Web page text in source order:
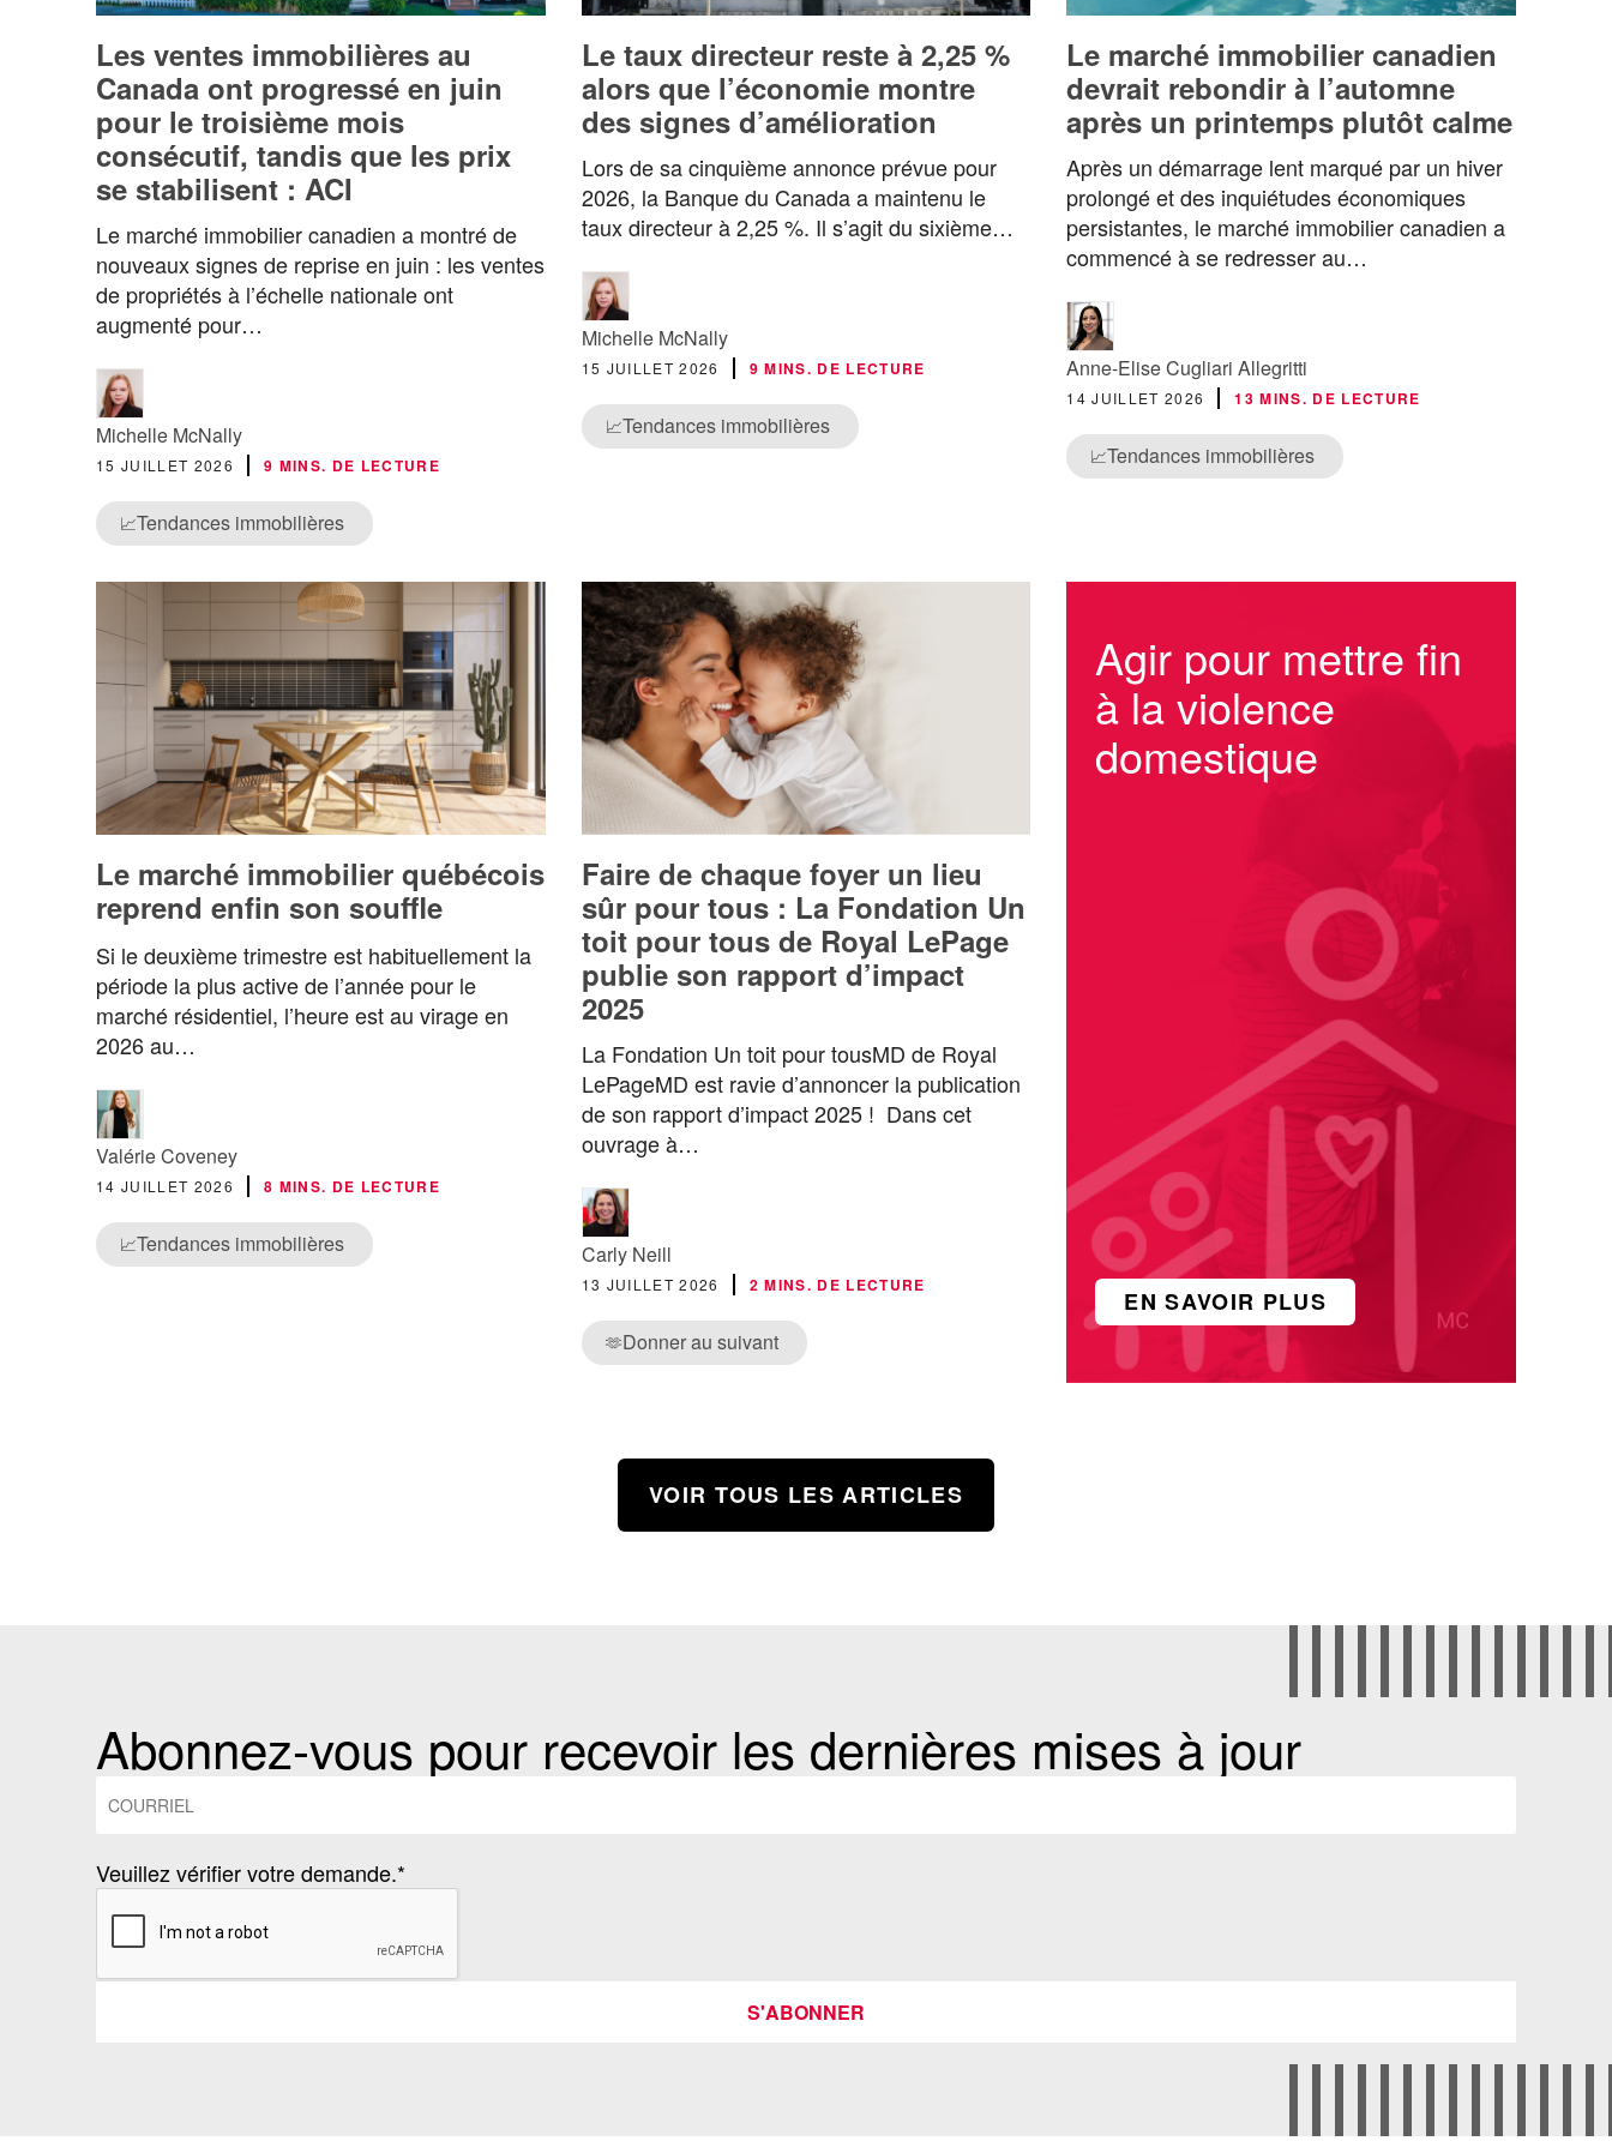
Les ventes immobilières au
Canada ont progressé en juin
pour le troisième mois
consécutif, tandis que les prix
se stabilisent : ACI
Le marché immobilier canadien a montré de
nouveaux signes de reprise en juin : les ventes
de propriétés à l’échelle nationale ont
augmenté pour…
Michelle McNally
15 JUILLET 2026 9 MINS. DE LECTURE
📈Tendances immobilières
Le taux directeur reste à 2,25 %
alors que l’économie montre
des signes d’amélioration
Lors de sa cinquième annonce prévue pour
2026, la Banque du Canada a maintenu le
taux directeur à 2,25 %. Il s’agit du sixième…
Michelle McNally
15 JUILLET 2026 9 MINS. DE LECTURE
📈Tendances immobilières
Le marché immobilier canadien
devrait rebondir à l’automne
après un printemps plutôt calme
Après un démarrage lent marqué par un hiver
prolongé et des inquiétudes économiques
persistantes, le marché immobilier canadien a
commencé à se redresser au…
Anne-Elise Cugliari Allegritti
14 JUILLET 2026 13 MINS. DE LECTURE
📈Tendances immobilières
Le marché immobilier québécois
reprend enfin son souffle
Si le deuxième trimestre est habituellement la
période la plus active de l’année pour le
marché résidentiel, l’heure est au virage en
2026 au…
Valérie Coveney
14 JUILLET 2026 8 MINS. DE LECTURE
📈Tendances immobilières
Faire de chaque foyer un lieu
sûr pour tous : La Fondation Un
toit pour tous de Royal LePage
publie son rapport d’impact
2025
La Fondation Un toit pour tousMD de Royal
LePageMD est ravie d’annoncer la publication
de son rapport d’impact 2025 ! Dans cet
ouvrage à…
Carly Neill
13 JUILLET 2026 2 MINS. DE LECTURE
🫶Donner au suivant
Agir pour mettre fin
à la violence
domestique
EN SAVOIR PLUS
VOIR TOUS LES ARTICLES
Abonnez-vous pour recevoir les dernières mises à jour
Veuillez vérifier votre demande.*
S'ABONNER